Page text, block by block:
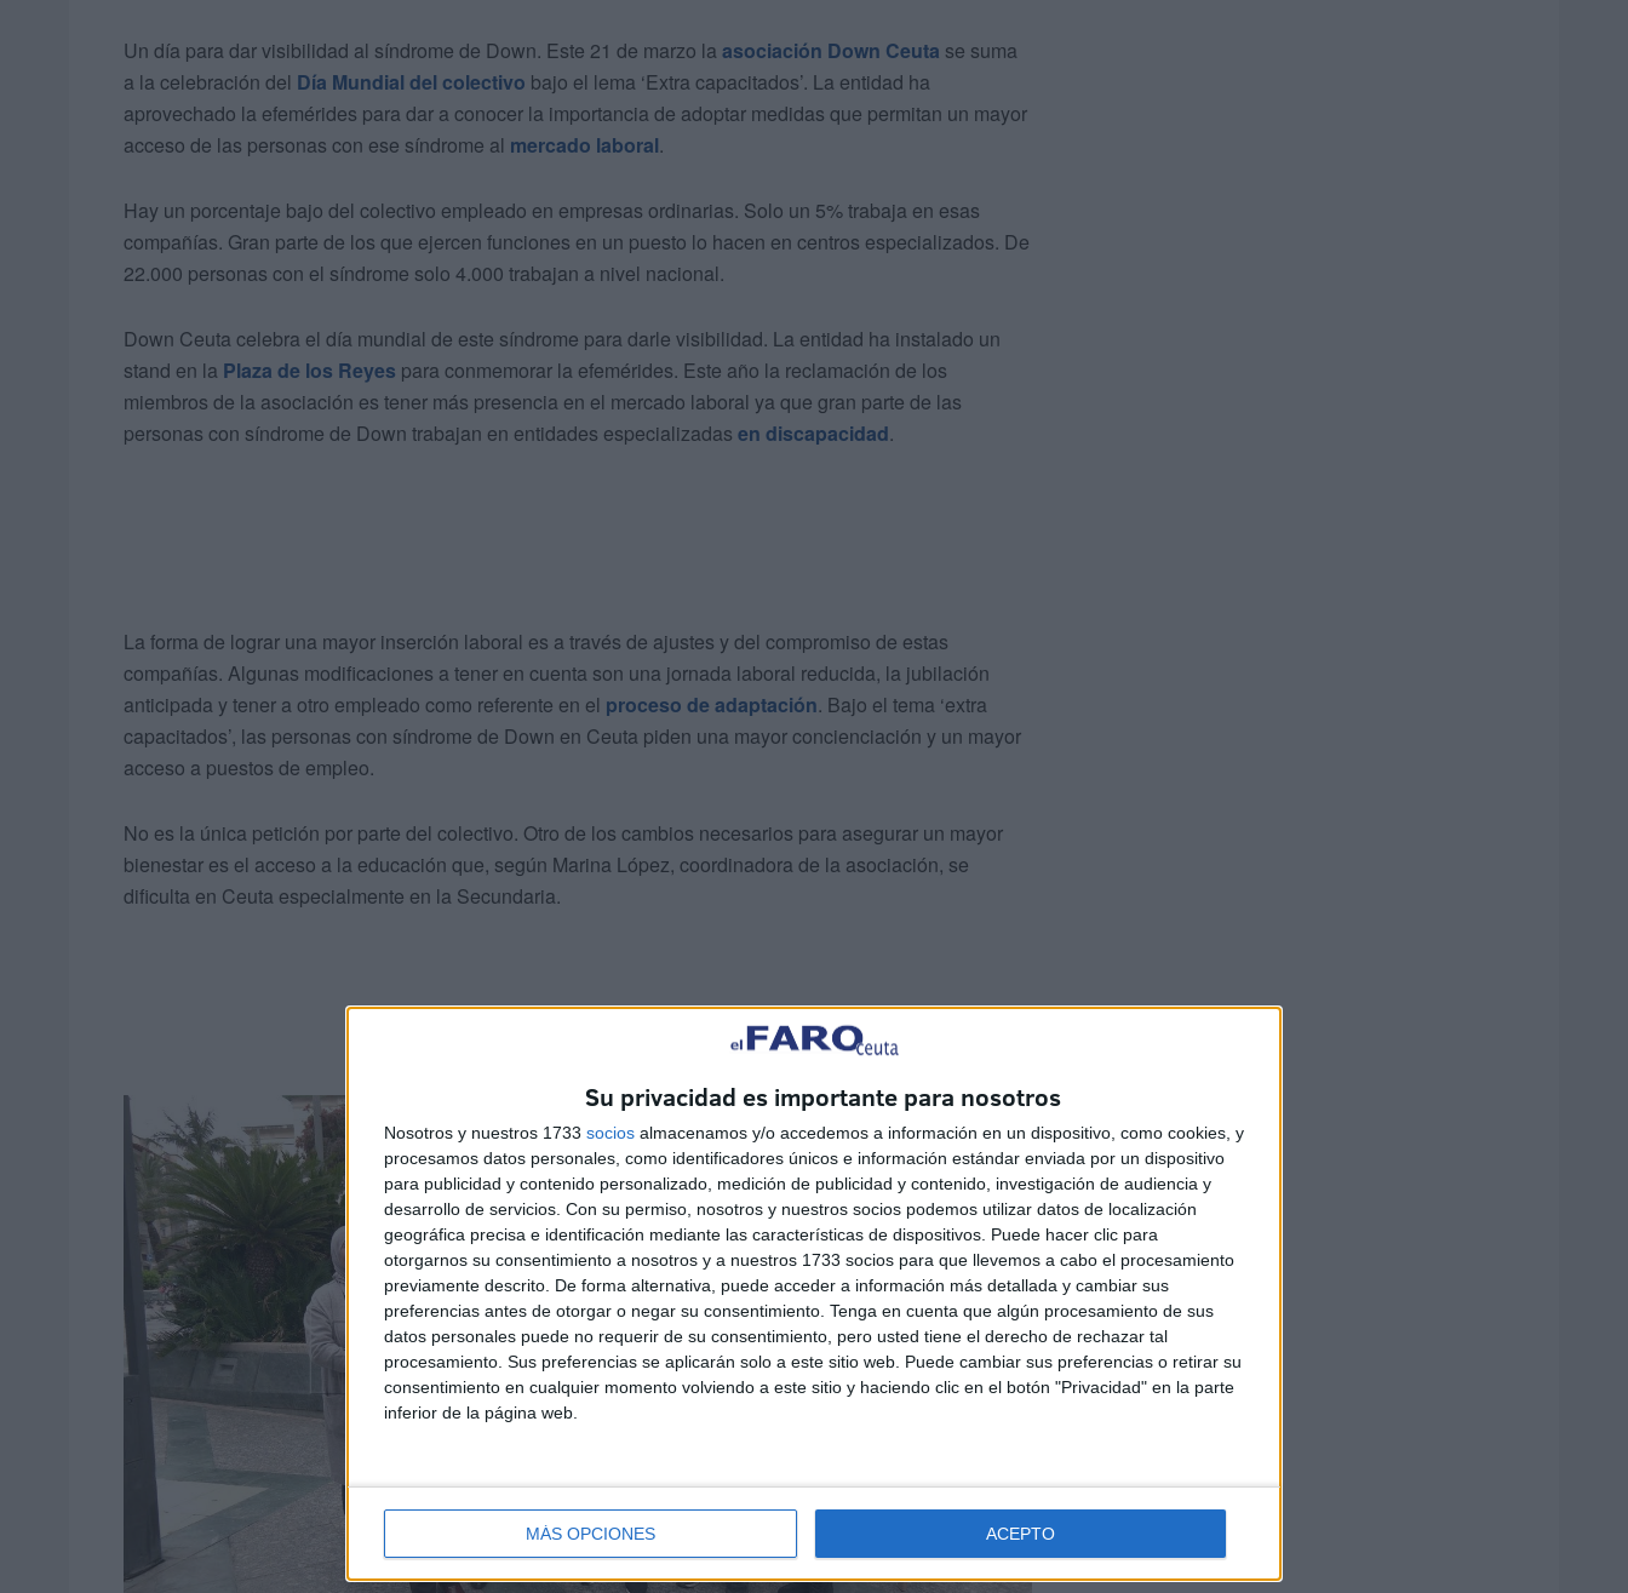
Su privacidad es importante para nosotros
Nosotros y nuestros 1733 socios almacenamos y/o accedemos a información en un dispositivo, como cookies, y
procesamos datos personales, como identificadores únicos e información estándar enviada por un dispositivo
para publicidad y contenido personalizado, medición de publicidad y contenido, investigación de audiencia y
desarrollo de servicios. Con su permiso, nosotros y nuestros socios podemos utilizar datos de localización
geográfica precisa e identificación mediante las características de dispositivos. Puede hacer clic para
otorgarnos su consentimiento a nosotros y a nuestros 1733 socios para que llevemos a cabo el procesamiento
previamente descrito. De forma alternativa, puede acceder a información más detallada y cambiar sus
preferencias antes de otorgar o negar su consentimiento. Tenga en cuenta que algún procesamiento de sus
datos personales puede no requerir de su consentimiento, pero usted tiene el derecho de rechazar tal
procesamiento. Sus preferencias se aplicarán solo a este sitio web. Puede cambiar sus preferencias o retirar su
consentimiento en cualquier momento volviendo a este sitio y haciendo clic en el botón "Privacidad" en la parte
inferior de la página web.
MÁS OPCIONES ACEPTO
Un día para dar visibilidad al síndrome de Down. Este 21 de marzo la asociación Down Ceuta se suma
a la celebración del Día Mundial del colectivo bajo el lema ‘Extra capacitados’. La entidad ha
aprovechado la efemérides para dar a conocer la importancia de adoptar medidas que permitan un mayor
acceso de las personas con ese síndrome al mercado laboral.
Hay un porcentaje bajo del colectivo empleado en empresas ordinarias. Solo un 5% trabaja en esas
compañías. Gran parte de los que ejercen funciones en un puesto lo hacen en centros especializados. De
22.000 personas con el síndrome solo 4.000 trabajan a nivel nacional.
Down Ceuta celebra el día mundial de este síndrome para darle visibilidad. La entidad ha instalado un
stand en la Plaza de los Reyes para conmemorar la efemérides. Este año la reclamación de los
miembros de la asociación es tener más presencia en el mercado laboral ya que gran parte de las
personas con síndrome de Down trabajan en entidades especializadas en discapacidad.
La forma de lograr una mayor inserción laboral es a través de ajustes y del compromiso de estas
compañías. Algunas modificaciones a tener en cuenta son una jornada laboral reducida, la jubilación
anticipada y tener a otro empleado como referente en el proceso de adaptación. Bajo el tema ‘extra
capacitados’, las personas con síndrome de Down en Ceuta piden una mayor concienciación y un mayor
acceso a puestos de empleo.
No es la única petición por parte del colectivo. Otro de los cambios necesarios para asegurar un mayor
bienestar es el acceso a la educación que, según Marina López, coordinadora de la asociación, se
dificulta en Ceuta especialmente en la Secundaria.